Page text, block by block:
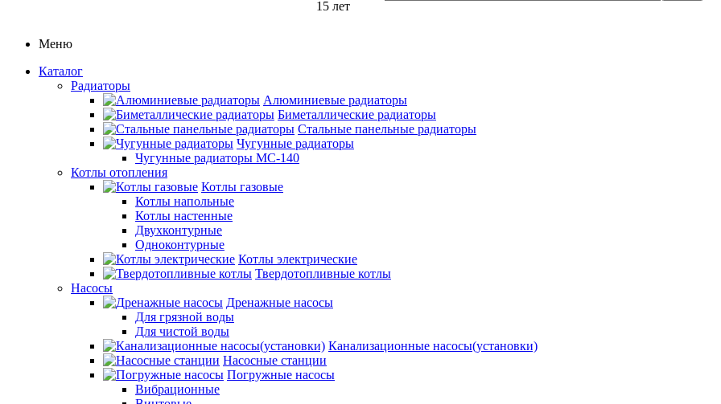
Меню
Каталог
Радиаторы
Алюминиевые радиаторы
Биметаллические радиаторы
Стальные панельные радиаторы
Чугунные радиаторы
Чугунные радиаторы МС-140
Котлы отопления
Котлы газовые
Котлы напольные
Котлы настенные
Двухконтурные
Одноконтурные
Котлы электрические
Твердотопливные котлы
Насосы
Дренажные насосы
Для грязной воды
Для чистой воды
Канализационные насосы(установки)
Насосные станции
Погружные насосы
Вибрационные